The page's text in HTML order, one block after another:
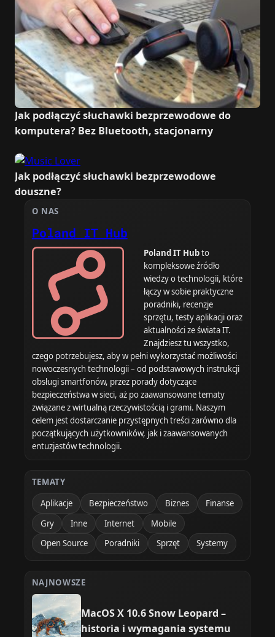
Jak podłączyć słuchawki bezprzewodowe do
komputera? Bez Bluetooth, stacjonarny
Jak podłączyć słuchawki bezprzewodowe
douszne?
O NAS
Poland IT Hub
Poland IT Hubto
kompleksowe źródło
wiedzy o technologii, które
łączy w sobie praktyczne
poradniki, recenzje
sprzętu, testy aplikacji oraz
aktualności ze świata IT.
Znajdziesz tu wszystko,
czego potrzebujesz, aby w pełni wykorzystać możliwości
nowoczesnych technologii – od podstawowych instrukcji
obsługi smartfonów, przez porady dotyczące
bezpieczeństwa w sieci, aż po zaawansowane tematy
związane z wirtualną rzeczywistością i grami. Naszym
celem jest dostarczanie przystępnych treści zarówno dla
początkujących użytkowników, jak i zaawansowanych
entuzjastów technologii.
TEMATY
Aplikacje
Bezpieczeństwo Biznes
Finanse
Gry
Inne Internet
Mobile
Open Source
Poradniki Sprzęt Systemy
NAJNOWSZE
MacOS X 10.6 Snow Leopard –
historia i wymagania systemu